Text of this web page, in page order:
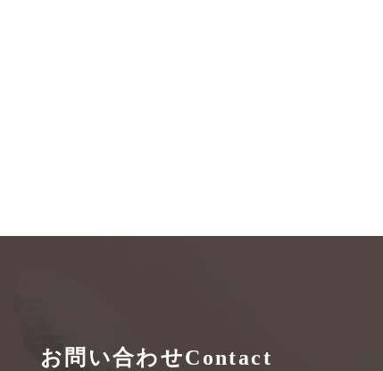
お問い合わせContact